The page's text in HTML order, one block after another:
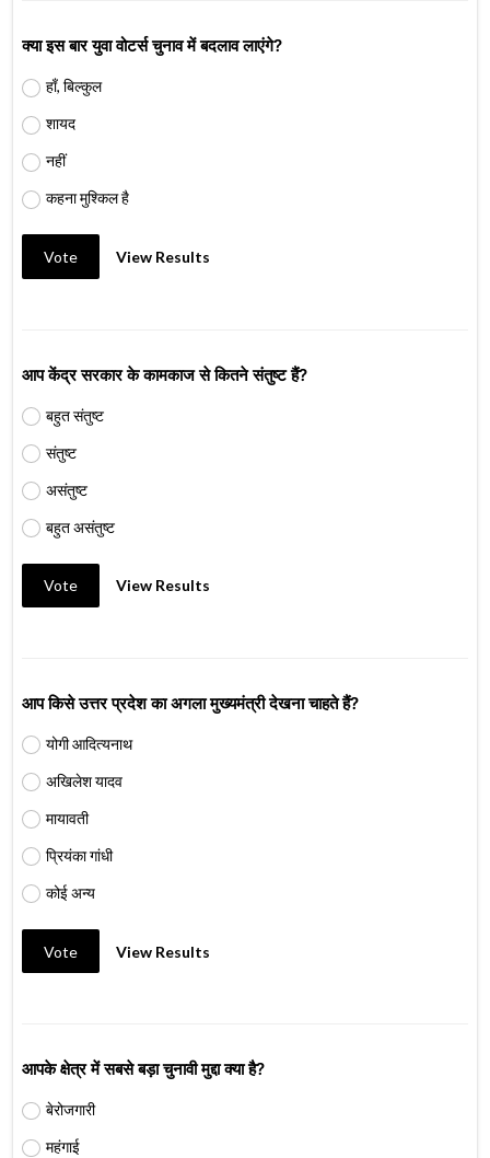
क्या इस बार युवा वोटर्स चुनाव में बदलाव लाएंगे?
हाँ, बिल्कुल
शायद
नहीं
कहना मुश्किल है
Vote View Results
आप केंद्र सरकार के कामकाज से कितने संतुष्ट हैं?
बहुत संतुष्ट
संतुष्ट
असंतुष्ट
बहुत असंतुष्ट
Vote View Results
आप किसे उत्तर प्रदेश का अगला मुख्यमंत्री देखना चाहते हैं?
योगी आदित्यनाथ
अखिलेश यादव
मायावती
प्रियंका गांधी
कोई अन्य
Vote View Results
आपके क्षेत्र में सबसे बड़ा चुनावी मुद्दा क्या है?
बेरोजगारी
महंगाई